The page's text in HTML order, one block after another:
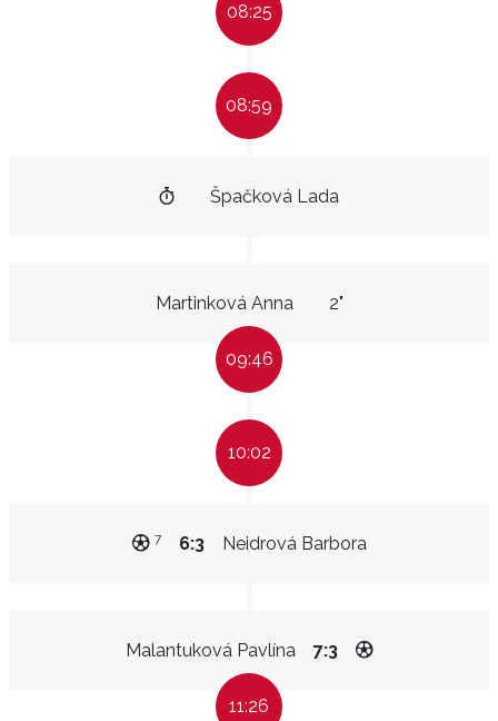
08:25
08:59
Špačková Lada
Martinková Anna 2"
09:46
10:02
Neidrová Barbora
6:3
7
Malantuková Pavlína 7:3
11:26